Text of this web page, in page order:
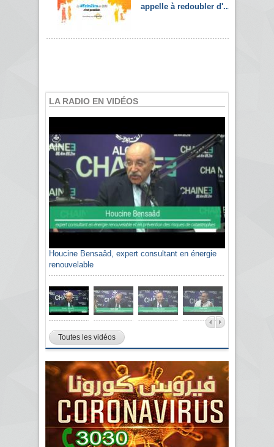
appelle à redoubler d'...
LA RADIO EN VIDÉOS
Houcine Bensaâd, expert consultant en énergie
renouvelable
Toutes les vidéos